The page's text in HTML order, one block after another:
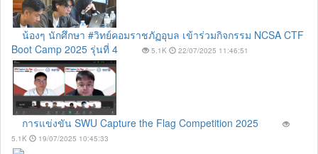
น้องๆ นักศึกษา #วิทย์คอมราชภัฏอุบล เข้าร่วมกิจกรรม NCSA CTF
Boot Camp 2025 รุ่นที่ 4
5.1K 22/07/2025 11:46:51
การแข่งขัน SWU Capture the Flag Competition 2025
5.1K 19/07/2025 10:45:33